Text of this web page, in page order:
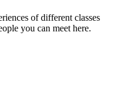
of different classes
you can meet here.